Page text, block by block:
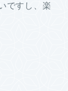
ですし、楽